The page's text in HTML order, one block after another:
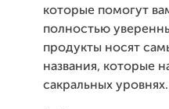
которые помогут
полностью
продукты носят
названия, которые
сакральных уровнях.